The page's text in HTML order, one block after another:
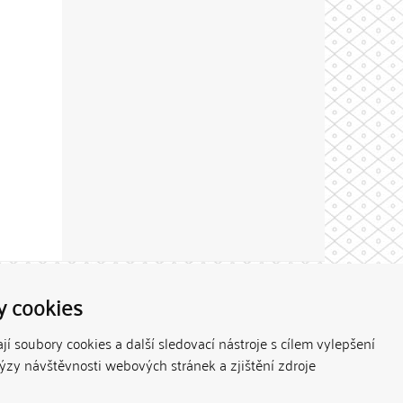
cookies
soubory cookies a další sledovací nástroje s cílem vylepšení
návštěvnosti webových stránek a zjištění zdroje